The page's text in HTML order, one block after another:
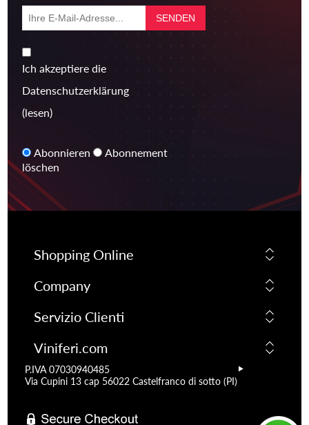
Ich akzeptiere die
Datenschutzerklärung
(lesen)
Abonnieren
Abonnement
löschen
Shopping Online
Company
Servizio Clienti
Viniferi.com
P.IVA 07030940485
Via Cupini 13 cap 56022 Castelfranco di sotto (PI)